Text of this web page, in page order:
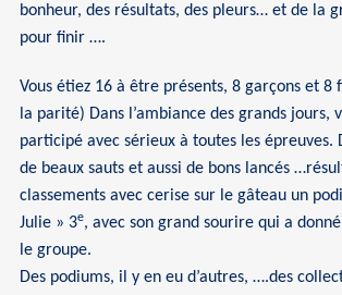
bonheur, des résultats, des pleurs… et de la
pour finir ….
Vous étiez 16 à être présents, 8 garçons et 8
la parité) Dans l’ambiance des grands jours,
participé avec sérieux à toutes les épreuves.
de beaux sauts et aussi de bons lancés
classements avec cerise sur le gâteau un
Julie » 3e, avec son grand sourire qui a
le groupe.
Des podiums, il y en eu d’autres, ….des